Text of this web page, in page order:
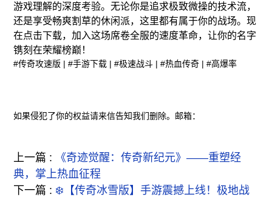
游戏理解的深度考验。无论你是追求极致微操的技术流，
还是享受畅爽割草的休闲派，这里都有属于你的战场。现
在点击下载，加入这场席卷全服的速度革命，让你的名字
镌刻在荣耀榜巅！
#传奇攻速版 |#手游下载 |#极速战斗 |#热血传奇 |#高爆率
如果侵犯了你的权益请来信告知我们删除。邮箱：
上一篇 :
《奇迹觉醒：传奇新纪元》——重塑经
典，掌上热血征程
下一篇 : ❄️【传奇冰雪版】手游震撼上线！极地战